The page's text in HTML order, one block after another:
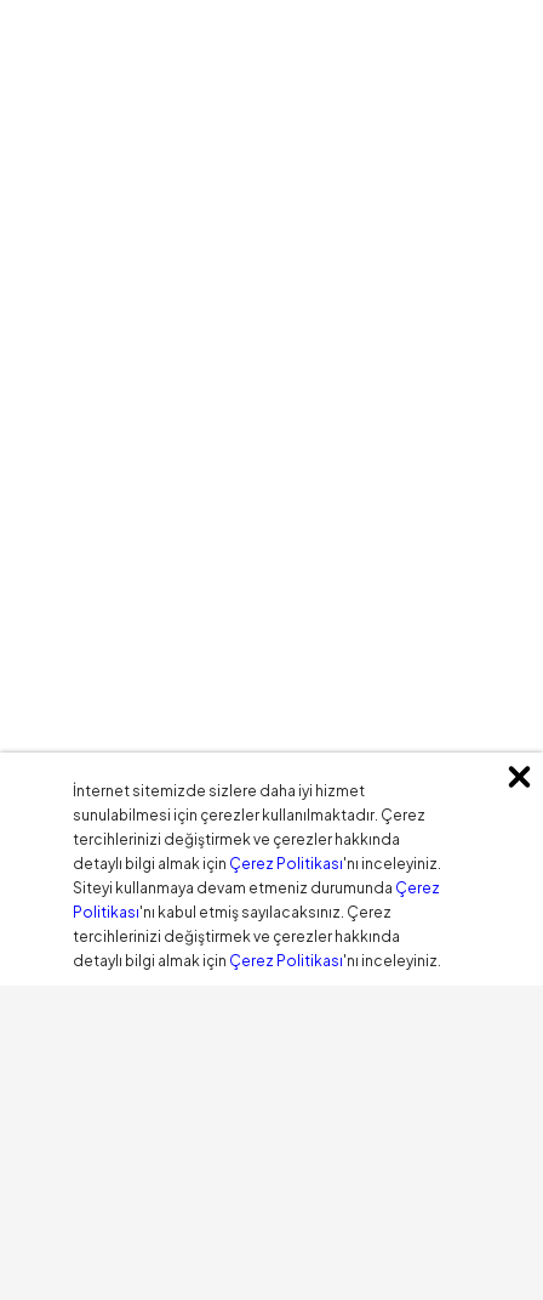
İnternet sitemizde sizlere daha iyi hizmet
sunulabilmesi için çerezler kullanılmaktadır. Çerez
tercihlerinizi değiştirmek ve çerezler hakkında
detaylı bilgi almak için Çerez Politikası'nı inceleyiniz.
Siteyi kullanmaya devam etmeniz durumunda Çerez
Politikası'nı kabul etmiş sayılacaksınız. Çerez
tercihlerinizi değiştirmek ve çerezler hakkında
detaylı bilgi almak için Çerez Politikası'nı inceleyiniz.